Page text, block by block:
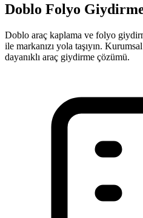
Doblo Folyo
Doblo araç kaplama ve folyo
ile markanızı yola taşıyın.
dayanıklı araç giydirme çözümü.